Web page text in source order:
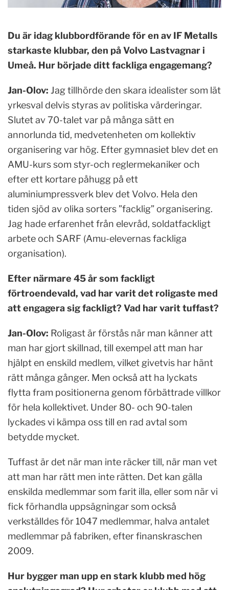
Du är idag klubbordförande för en av IF Metalls
starkaste klubbar, den på Volvo Lastvagnar i
Umeå. Hur började ditt fackliga engagemang?
Jan-Olov: Jag tillhörde den skara idealister som lät
yrkesval delvis styras av politiska värderingar.
Slutet av 70-talet var på många sätt en
annorlunda tid, medvetenheten om kollektiv
organisering var hög. Efter gymnasiet blev det en
AMU-kurs som styr-och reglermekaniker och
efter ett kortare påhugg på ett
aluminiumpressverk blev det Volvo. Hela den
tiden sjöd av olika sorters ”facklig” organisering.
Jag hade erfarenhet från elevråd, soldatfackligt
arbete och SARF (Amu-elevernas fackliga
organisation).
Efter närmare 45 år som fackligt
förtroendevald, vad har varit det roligaste med
att engagera sig fackligt? Vad har varit tuffast?
Jan-Olov: Roligast är förstås när man känner att
man har gjort skillnad, till exempel att man har
hjälpt en enskild medlem, vilket givetvis har hänt
rätt många gånger. Men också att ha lyckats
flytta fram positionerna genom förbättrade villkor
för hela kollektivet. Under 80- och 90-talen
lyckades vi kämpa oss till en rad avtal som
betydde mycket.
Tuffast är det när man inte räcker till, när man vet
att man har rätt men inte rätten. Det kan gälla
enskilda medlemmar som farit illa, eller som när vi
fick förhandla uppsägningar som också
verkställdes för 1047 medlemmar, halva antalet
medlemmar på fabriken, efter finanskraschen
2009.
Hur bygger man upp en stark klubb med hög